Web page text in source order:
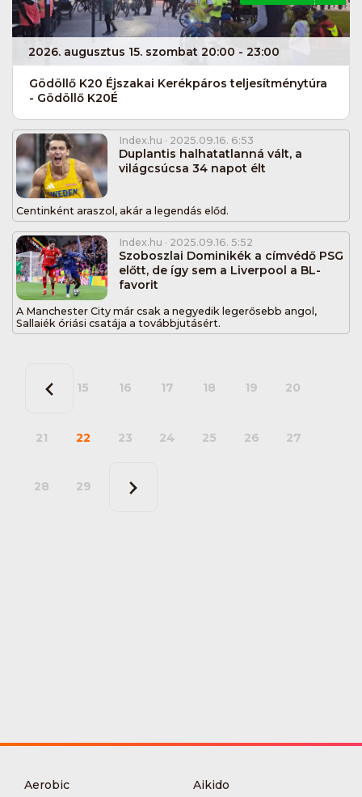
2026. augusztus 15. szombat 20:00 - 23:00
Gödöllő K20 Éjszakai Kerékpáros teljesítménytúra
- Gödöllő K20É
Index.hu · 2025.09.16. 6:53
Duplantis halhatatlanná vált, a
világcsúcsa 34 napot élt
Centinként araszol, akár a legendás előd.
Index.hu · 2025.09.16. 5:52
Szoboszlai Dominikék a címvédő PSG
előtt, de így sem a Liverpool a BL-
favorit
A Manchester City már csak a negyedik legerősebb angol,
Sallaiék óriási csatája a továbbjutásért.
15 16 17 18 19 20
21 22 23 24 25 26 27
28 29
Aerobic
Aikido